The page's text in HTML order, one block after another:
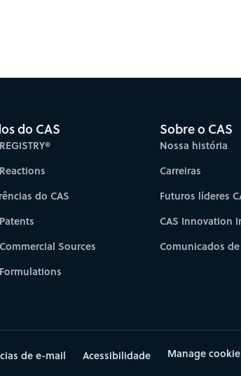
do CAS
do CAS
Sources
Sobre o CAS
Nossa história
Carreiras
Futuros líderes
CAS Innovation
Comunicados
de e-mail Acessibilidade Manage